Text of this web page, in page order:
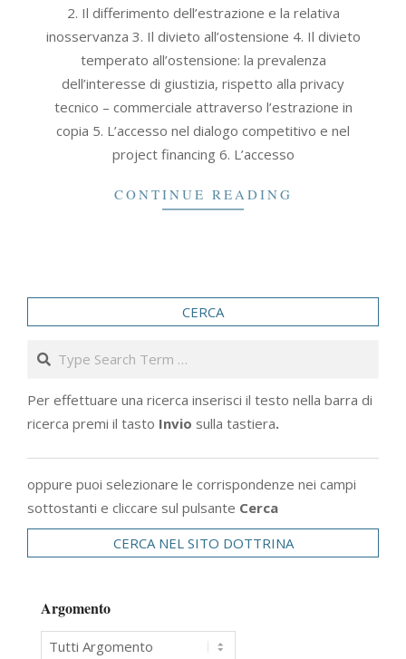
2. Il differimento dell’estrazione e la relativa
inosservanza 3. Il divieto all’ostensione 4. Il divieto
temperato all’ostensione: la prevalenza
dell’interesse di giustizia, rispetto alla privacy
tecnico – commerciale attraverso l’estrazione in
copia 5. L’accesso nel dialogo competitivo e nel
project financing 6. L’accesso
CONTINUE READING
CERCA
Search
Per effettuare una ricerca inserisci il testo nella barra di
ricerca premi il tasto Invio sulla tastiera.
oppure puoi selezionare le corrispondenze nei campi
sottostanti e cliccare sul pulsante Cerca
CERCA NEL SITO DOTTRINA
Argomento